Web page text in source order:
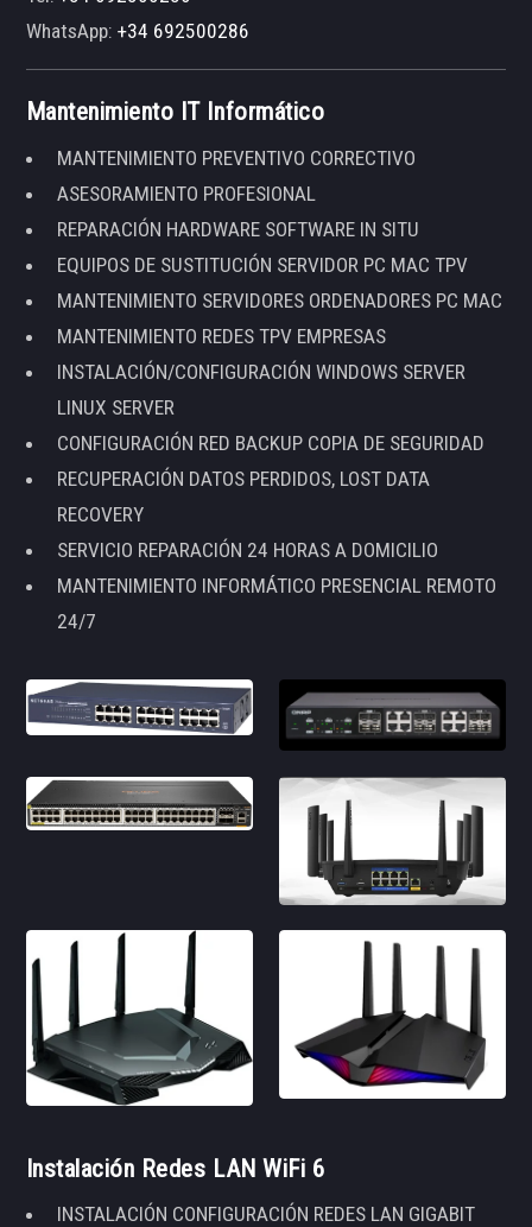
WhatsApp:+34 692500286
Mantenimiento IT Informático
MANTENIMIENTO PREVENTIVO CORRECTIVO
ASESORAMIENTO PROFESIONAL
REPARACIÓN HARDWARE SOFTWARE IN SITU
EQUIPOS DE SUSTITUCIÓN SERVIDOR PC MAC TPV
MANTENIMIENTO SERVIDORES ORDENADORES PC MAC
MANTENIMIENTO REDES TPV EMPRESAS
INSTALACIÓN/CONFIGURACIÓN WINDOWS SERVER
LINUX SERVER
CONFIGURACIÓN RED BACKUP COPIA DE SEGURIDAD
RECUPERACIÓN DATOS PERDIDOS, LOST DATA
RECOVERY
SERVICIO REPARACIÓN 24 HORAS A DOMICILIO
MANTENIMIENTO INFORMÁTICO PRESENCIAL REMOTO
24/7
Instalación Redes LAN WiFi 6
INSTALACIÓN CONFIGURACIÓN REDES LAN GIGABIT